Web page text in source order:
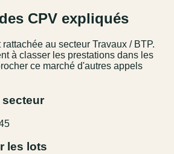
CPV expliqués
au secteur Travaux / BTP.
à classer les prestations dans les
ce marché d'autres appels
secteur
les lots